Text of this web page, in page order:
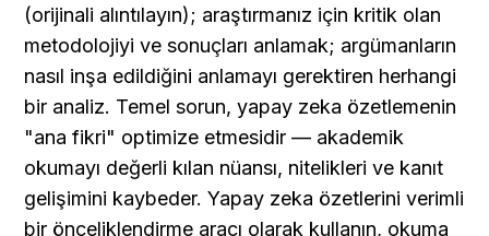
(orijinali alıntılayın); araştırmanız için kritik olan
metodolojiyi ve sonuçları anlamak; argümanların
nasıl inşa edildiğini anlamayı gerektiren herhangi
bir analiz. Temel sorun, yapay zeka özetlemenin
"ana fikri" optimize etmesidir — akademik
okumayı değerli kılan nüansı, nitelikleri ve kanıt
gelişimini kaybeder. Yapay zeka özetlerini verimli
bir önceliklendirme aracı olarak kullanın, okuma